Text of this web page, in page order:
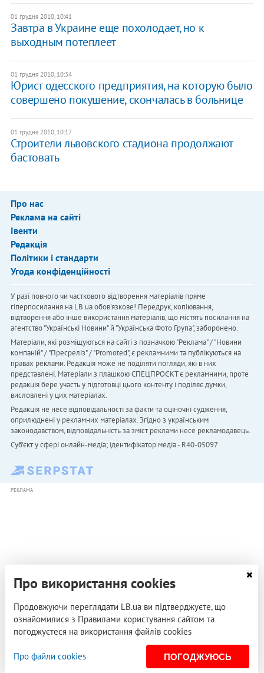
01 грудня 2010, 10:41
Завтра в Украине еще похолодает, но к
выходным потеплеет
01 грудня 2010, 10:34
Юрист одесского предприятия, на которую было
совершено покушение, скончалась в больнице
01 грудня 2010, 10:17
Строители львовского стадиона продолжают
бастовать
Про нас
Реклама на сайті
Івенти
Редакція
Політики і стандарти
Угода конфіденційності
У разі повного чи часткового відтворення матеріалів пряме
гіперпосилання на LB.ua обов'язкове! Передрук, копіювання,
відтворення або інше використання матеріалів, що містять посилання на
агентство "Українськi Новини" й "Українська Фото Група", заборонено.
Матеріали, які розміщуються на сайті з позначкою "Реклама" / "Новини
компаній" / "Пресреліз" / "Promoted", є рекламними та публікуються на
правах реклами. Редакція може не поділяти погляди, які в них
представлені. Матеріали з плашкою СПЕЦПРОЄКТ є рекламними, проте
редакція бере участь у підготовці цього контенту і поділяє думки,
висловлені у цих матеріалах.
Редакція не несе відповідальності за факти та оціночні судження,
оприлюднені у рекламних матеріалах. Згідно з українським
законодавством, відповідальність за зміст реклами несе рекламодавець.
Cуб'єкт у сфері онлайн-медіа; ідентифікатор медіа - R40-05097
РЕКЛАМА
Про використання cookies
Продовжуючи переглядати LB.ua ви підтверджуєте, що
ознайомилися з Правилами користування сайтом та
погоджуєтеся на використання файлів cookies
Про файли cookies ПОГОДЖУЮСЬ